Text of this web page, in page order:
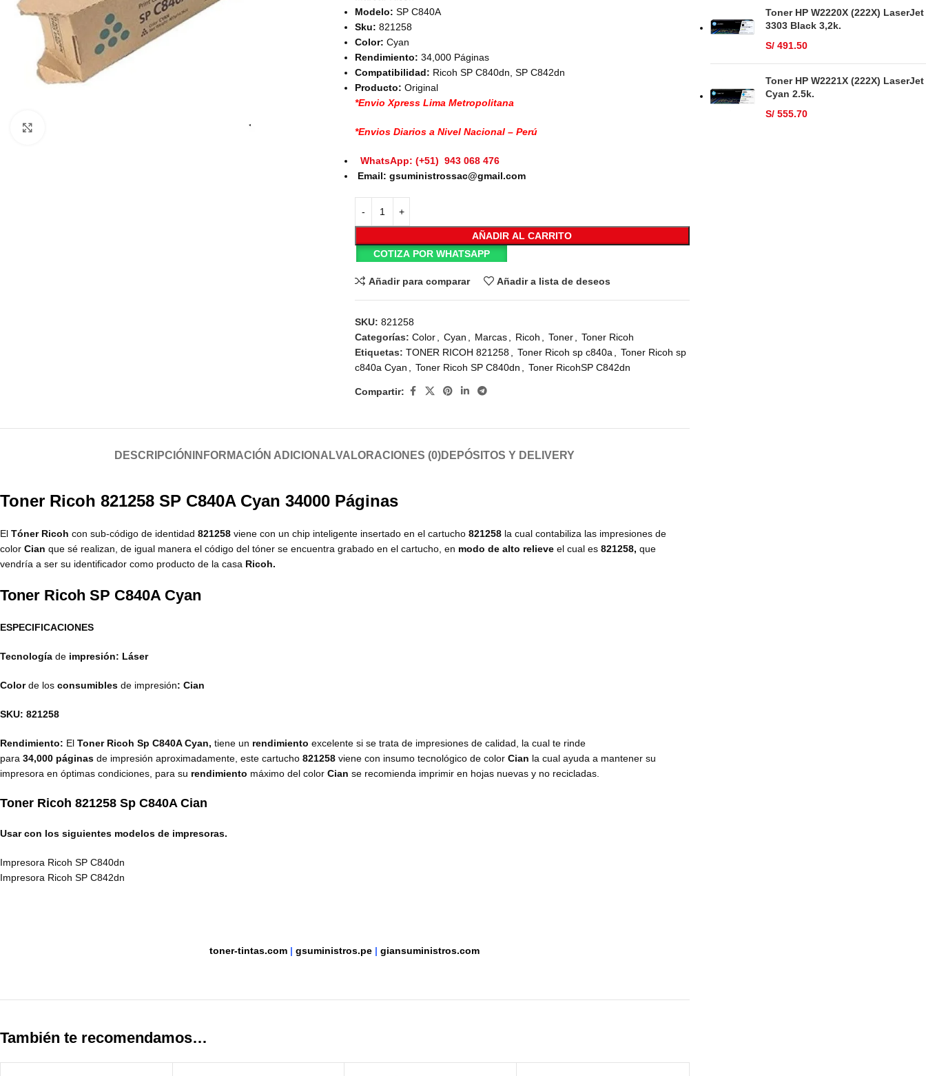
Modelo: SP C840A
Sku:821258
Color: Cyan
Rendimiento: 34,000 Páginas
Compatibilidad: Ricoh SP C840dn, SP C842dn
Producto: Original
*Envio Xpress Lima Metropolitana
*Envios Diarios a Nivel Nacional – Perú
WhatsApp: (+51) 943 068 476
Email: gsuministrossac@gmail.com
AÑADIR AL CARRITO
COTIZA POR WHATSAPP
Añadir para comparar Añadir a lista de deseos
SKU:821258
Categorías: Color Cyan Marcas Ricoh Toner
Toner Ricoh
Etiquetas: TONER RICOH 821258 Toner Ricoh sp c840a
Toner Ricoh sp
c840a Cyan
Toner Ricoh SP C840dn Toner RicohSP C842dn
Compartir:
DESCRIPCIÓN INFORMACIÓN ADICIONALVALORACIONES (0)DEPÓSITOS Y DELIVERY
Toner Ricoh 821258 SP C840A Cyan 34000 Páginas
El Tóner Ricoh con sub-código de identidad 821258 viene con un chip inteligente insertado en el cartucho 821258 la cual contabiliza las impresiones de
color Cian que sé realizan, de igual manera el código del tóner se encuentra grabado en el cartucho, en modo de alto relieve el cual es 821258, que
vendría a ser su identificador como producto de la casa Ricoh.
Toner Ricoh SP C840A Cyan
ESPECIFICACIONES
Tecnología de impresión: Láser
Colorde los consumibles de impresión: Cian
SKU: 821258
Rendimiento: El Toner Ricoh Sp C840A Cyan, tiene un rendimiento excelente si se trata de impresiones de calidad, la cual te rinde
para 34,000 páginas de impresión aproximadamente, este cartucho 821258 viene con insumo tecnológico de color Cian la cual ayuda a mantener su
impresora en óptimas condiciones, para su rendimiento máximo del color Cian se recomienda imprimir en hojas nuevas y no recicladas.
Toner Ricoh 821258 Sp C840A Cian
Usar con los siguientes modelos de impresoras.
Impresora Ricoh SP C840dn
Impresora Ricoh SP C842dn
toner-tintas.com |gsuministros.pe |giansuministros.com
También te recomendamos…
Toner HP W2220X (222X) LaserJet
3303 Black 3,2k.
S/491.50
Toner HP W2221X (222X) LaserJet
Cyan 2.5k.
S/555.70